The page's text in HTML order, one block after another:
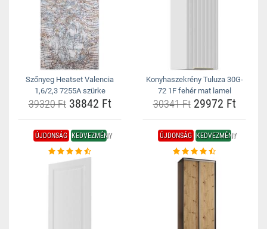
Szőnyeg Heatset Valencia
1,6/2,3 7255A szürke
39320 Ft38842 Ft
Konyhaszekrény Tuluza 30G-
72 1F fehér mat lamel
30341 Ft29972 Ft
ÚJDONSÁG KEDVEZMÉNY ÚJDONSÁG KEDVEZMÉNY